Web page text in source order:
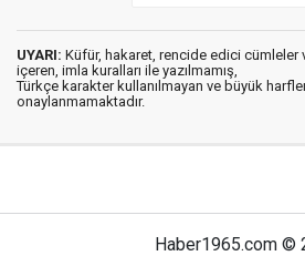
UYARI: Küfür, hakaret, rencide edici cümleler
içeren, imla kuralları ile yazılmamış,
Türkçe karakter kullanılmayan ve büyük
onaylanmamaktadır.
Haber1965.com ©